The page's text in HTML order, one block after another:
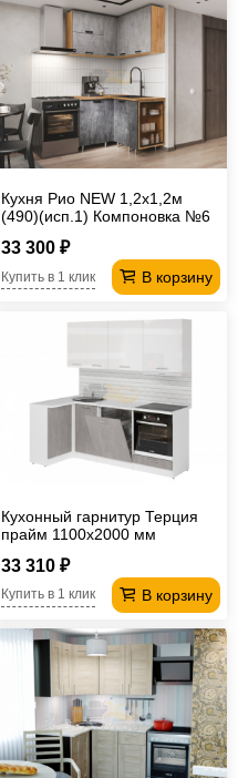
Кухня Рио NEW 1,2х1,2м
(490)(исп.1) Компоновка №6
темный, Дуб Крафт
33 300 ₽
В корзину
Купить в 1 клик
Кухонный гарнитур Терция
прайм 1100х2000 мм
33 310 ₽
В корзину
Купить в 1 клик